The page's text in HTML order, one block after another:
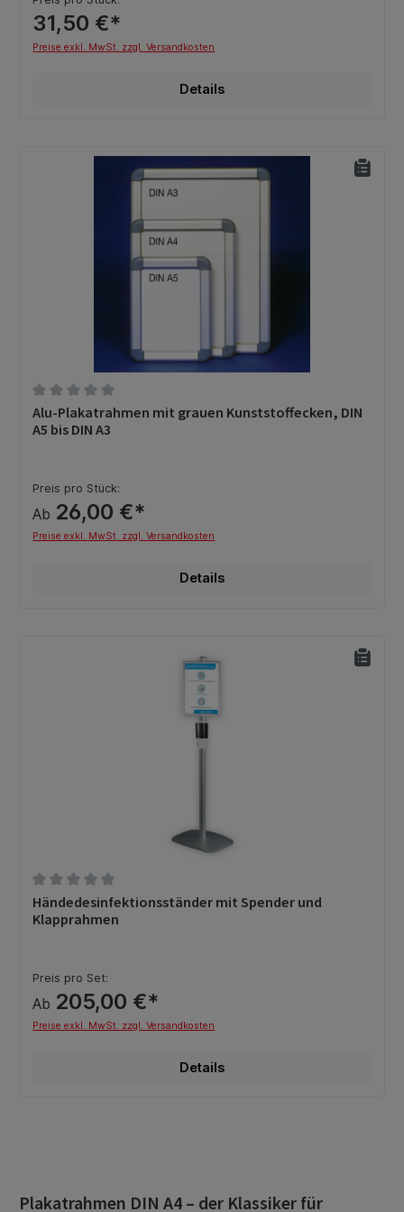
31,50 €*
Preise exkl. MwSt. zzgl. Versandkosten
Details
Durchschnittliche Bewertung von 0 von 5 Sternen
Alu-Plakatrahmen mit grauen Kunststoffecken, DIN
A5 bis DIN A3
Preis pro Stück:
Ab 26,00 €*
Preise exkl. MwSt. zzgl. Versandkosten
Details
Durchschnittliche Bewertung von 0 von 5 Sternen
Händedesinfektionsständer mit Spender und
Klapprahmen
Preis pro Set:
Ab 205,00 €*
Preise exkl. MwSt. zzgl. Versandkosten
Details
Plakatrahmen DIN A4 – der Klassiker für